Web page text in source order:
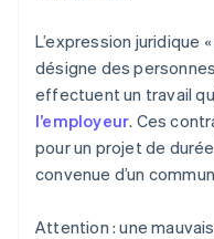
L’expression juridique
désigne des
effectuent un travail
l’employeur. Ces
pour un projet de
convenue d’un
Attention : une